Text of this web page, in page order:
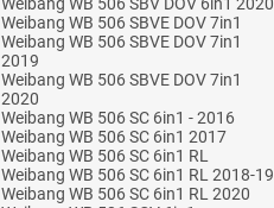
Weibang WB 506 SBVE DOV 7in1
Weibang WB 506 SBVE DOV 7in1
2019
Weibang WB 506 SBVE DOV 7in1
2020
Weibang WB 506 SC 6in1 - 2016
Weibang WB 506 SC 6in1 2017
Weibang WB 506 SC 6in1 RL
Weibang WB 506 SC 6in1 RL 2018-19
Weibang WB 506 SC 6in1 RL 2020